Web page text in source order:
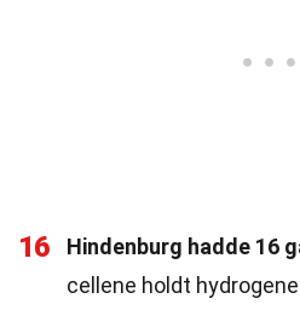
16 Hindenburg hadde 16
cellene holdt